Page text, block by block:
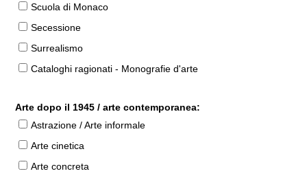
Scuola di Monaco
Secessione
Surrealismo
Cataloghi ragionati - Monografie d'arte
Arte dopo il 1945 / arte contemporanea:
Astrazione / Arte informale
Arte cinetica
Arte concreta